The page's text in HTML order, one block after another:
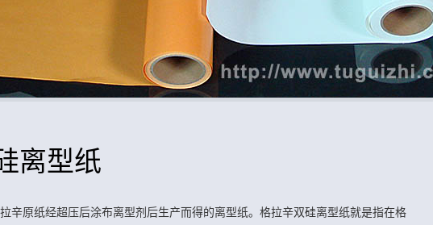
离型纸
辛原纸经超压后涂布离型剂后生产而得的离型纸。格拉辛双硅离型纸就是指在格